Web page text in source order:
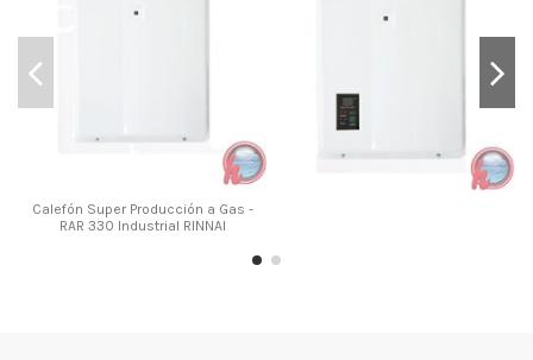
Calefón Super Producción a Gas -
RAR 330 Industrial RINNAI